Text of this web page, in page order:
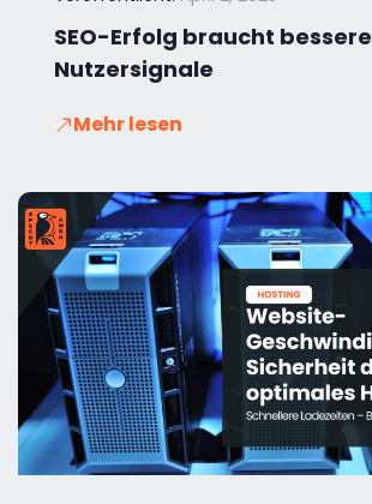
SEO-Erfolg braucht bessere
Nutzersignale
Mehr lesen